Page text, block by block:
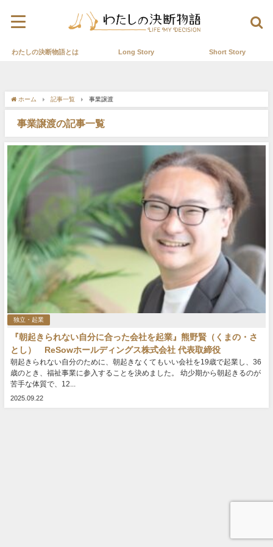
わたしの決断物語とは Long Story Short Story
ホーム 記事一覧 事業譲渡
事業譲渡の記事一覧
独立・起業
『朝起きられない自分に合った会社を起業』熊野賢（くまの・さ
とし） ReSowホールディングス株式会社 代表取締役
朝起きられない自分のために、朝起きなくてもいい会社を19歳で起業し、36
歳のとき、福祉事業に参入することを決めました。 幼少期から朝起きるのが
苦手な体質で、12...
2025.09.22